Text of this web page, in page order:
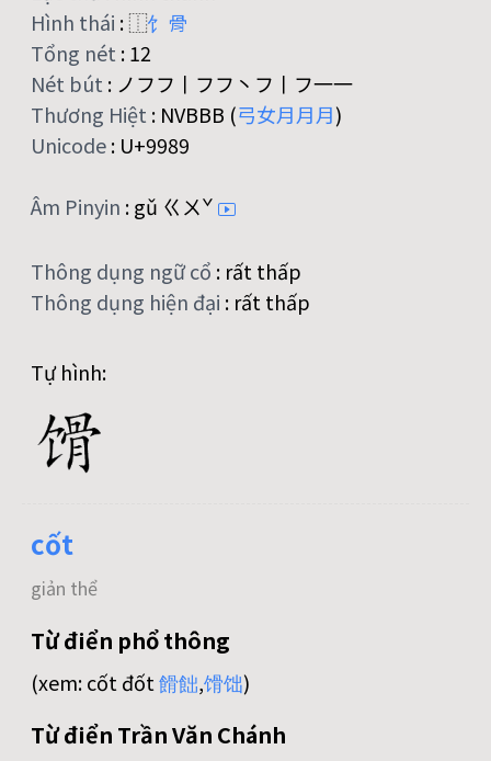
Hình thái :⿰饣 骨
Tổng nét :12
Nét bút : ノフフ丨フフ丶フ丨フ一一
Thương Hiệt : NVBBB (弓女月月月)
Unicode: U+9989
Âm Pinyin :gǔ ㄍㄨˇ
Thông dụng ngữ cổ : rất thấp
Thông dụng hiện đại : rất thấp
Tự hình:
cốt
giản thể
Từ điển phổ thông
(xem: cốt đốt餶飿,馉饳)
Từ điển Trần Văn Chánh